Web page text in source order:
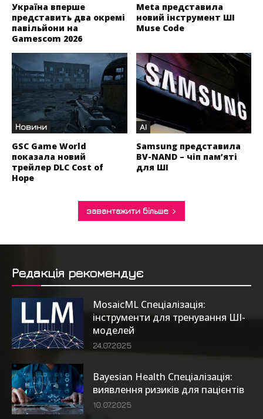
Україна вперше
представить два окремі
павільйони на
Gamescom 2026
Meta представила
новий інструмент ШІ
Muse Code
Новини
GSC Game World
показала новий
трейлер DLC Cost of
Hope
AI
Samsung представила
BV-NAND – чіп пам’яті
для ШІ
завантажити більше
Редакція рекомендує
MosaicML Спеціалізація:
інструменти для тренування ШІ-
моделей
24.07.2025
Bayesian Health Спеціалізація:
виявлення ризиків для пацієнтів
10.07.2025